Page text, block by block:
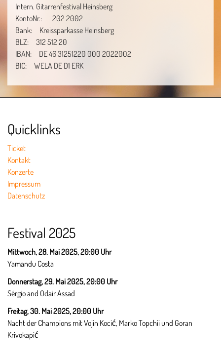
Intern. Gitarrenfestival Heinsberg
KontoNr.: 202 2002
Bank: Kreissparkasse Heinsberg
BLZ: 312 512 20
IBAN: DE 46 31251220 000 2022002
BIC: WELA DE D1 ERK
Quicklinks
Ticket
Kontakt
Konzerte
Impressum
Datenschutz
Festival 2025
Mittwoch, 28. Mai 2025, 20:00 Uhr
Yamandu Costa
Donnerstag, 29. Mai 2025,20:00 Uhr
Sérgio and Odair Assad
Freitag, 30. Mai 2025,20:00 Uhr
Nacht der Champions mit Vojin Kocić, Marko Topchii und Goran
Krivokapić